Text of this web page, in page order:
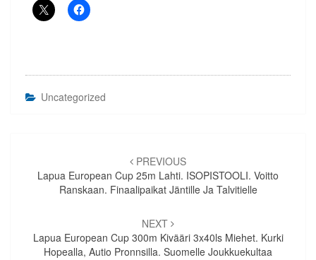
Uncategorized
selaus
PREVIOUS
Lapua European Cup 25m Lahti. ISOPISTOOLI. Voitto
Ranskaan. Finaalipaikat Jäntille Ja Talvitielle
NEXT
Lapua European Cup 300m Kivääri 3x40ls Miehet. Kurki
Hopealla, Autio Pronnsilla. Suomelle Joukkuekultaa